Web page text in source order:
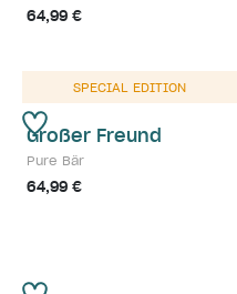
64,99 €
SPECIAL EDITION
Großer Freund
Pure Bär
64,99 €